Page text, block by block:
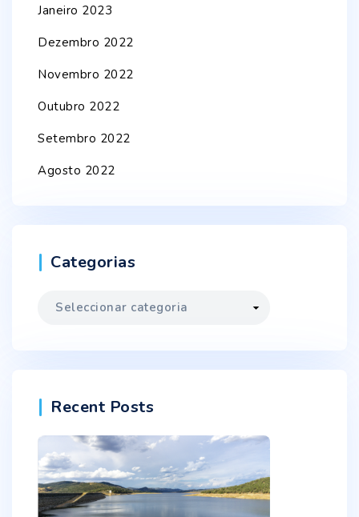
Janeiro 2023
Dezembro 2022
Novembro 2022
Outubro 2022
Setembro 2022
Agosto 2022
Categorias
Categorias
Recent Posts